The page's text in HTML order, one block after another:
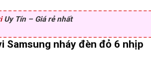
Uy Tín – Giá rẻ nhất
Samsung nháy đèn đỏ 6 nhịp